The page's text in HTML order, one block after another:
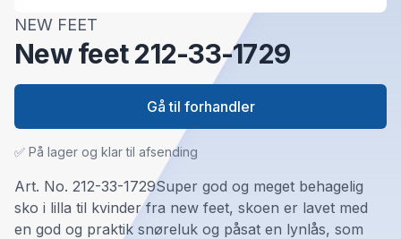
NEW FEET
New feet 212-33-1729
Art. No. 212-33-1729Super god og meget behagelig
sko i lilla til kvinder fra new feet, skoen er lavet med
en god og praktik snøreluk og påsat en lynlås, som
✅ På lager og klar til afsending
Gå til forhandler